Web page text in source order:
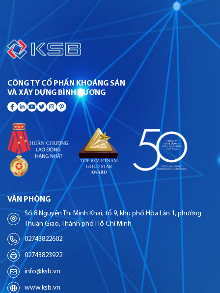
CÔNG TY CỔ PHẦN KHOÁNG SẢN
VÀ XÂY DỰNG BÌNH DƯƠNG
VĂN PHÒNG
Số 8 Nguyễn Thị Minh Khai, tổ 9, khu phố Hòa Lân 1, phường
Thuận Giao, Thành phố Hồ Chí Minh
02743822602
02743823922
info@ksb.vn
www.ksb.vn